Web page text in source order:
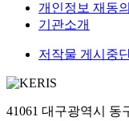
개인정보 재동의
기관소개
저작물 게시중
41061 대구광역시 동